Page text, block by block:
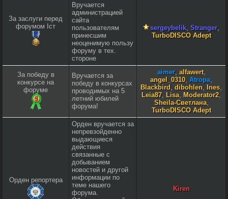
За заслуги перед
форумом Iст
Вручается
администрацией
сайта
пользователям
принесшим
неоценимую пользу
форуму в тех.
стороне
sergeybelik, Stranger,
TurboDISCO Adept
За победу в
конкурсе на
форуме
Вручается за
победу в конкурсах
проводимых на 5
летний юбилей
форума!
aimer, alfawert,
angel_0310, Atropa,
Blackbird dibohlen Ines,
Leia87, Lisa, Moderator2,
Sheila-Светлана,
TurboDISCO Adept
Орден репортера
Орден вручается за
непревзойденно
выдающиеся
действия
связанные с
добыванием
новостей и другой
информации по
теме нашего
форума.
Kiren